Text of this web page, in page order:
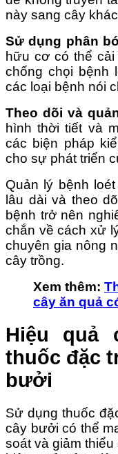
này sang cây
Sử dụng phân
hữu cơ có thể
chống chọi bệnh
các loại bệnh nói
Theo dõi và
hình thời tiết và
các biện pháp
cho sự phát triển
Quản lý bệnh
lâu dài và theo
bệnh trở nên
chắn về cách xử
chuyên gia nông
cây trồng.
Xem thêm:
cây ăn quả
Hiệu quả
thuốc đặc
bưởi
Sử dụng thuốc
cây bưởi có thể
soát và giảm